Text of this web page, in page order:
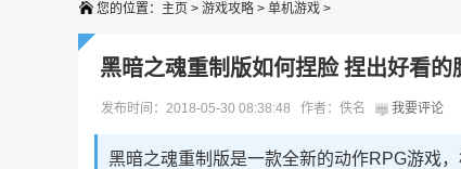
您的位置： 主页 > 游戏攻略 > 单机游戏 >
黑暗之魂重制版如何捏脸 捏出好看的
发布时间：2018-05-30 08:38:48 作者：佚名 我要评论
黑暗之魂重制版是一款全新的动作RPG游戏